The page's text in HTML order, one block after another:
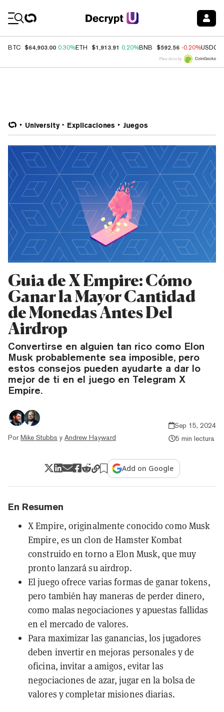
BTC $64,903.00 0.30%ETH $1,913.91 0.20%BNB $592.56 -0.20%USDC
Price data by
University Explicaciones Juegos
Guia de X Empire: Cómo
Ganar la Mayor Cantidad
de Monedas Antes Del
Airdrop
Convertirse en alguien tan rico como Elon
Musk probablemente sea imposible, pero
estos consejos pueden ayudarte a dar lo
mejor de ti en el juego en Telegram X
Empire.
Por Mike Stubbs y Andrew Hayward
Sep 15, 2024
5 min lectura
Add on Google
En Resumen
X Empire, originalmente conocido como Musk
Empire, es un clon de Hamster Kombat
construido en torno a Elon Musk, que muy
pronto lanzará su airdrop.
El juego ofrece varias formas de ganar tokens,
pero también hay maneras de perder dinero,
como malas negociaciones y apuestas fallidas
en el mercado de valores.
Para maximizar las ganancias, los jugadores
deben invertir en mejoras personales y de
oficina, invitar a amigos, evitar las
negociaciones de azar, jugar en la bolsa de
valores y completar misiones diarias.